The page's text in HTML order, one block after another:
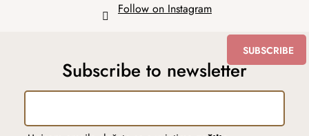
Follow on Instagram
Subscribe to newsletter
SUBSCRIBE